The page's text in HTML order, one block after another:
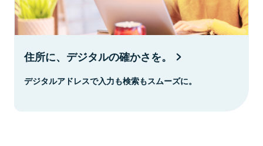
住所に、デジタルの確かさを。
デジタルアドレスで入力も検索もスムーズに。